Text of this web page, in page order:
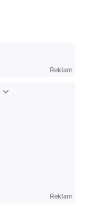
Reklam
Reklam